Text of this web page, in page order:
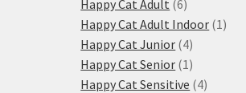
Happy Cat Adult 6
produktů
Happy Cat Adult Indoor 1 1
Happy Cat Junior 44
produkty
Happy Cat Senior 1 1
produkt
Happy Cat Sensitive 44